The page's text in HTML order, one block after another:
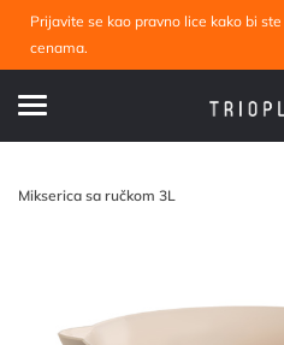
Prijavite se kao pravno lice kako bi
cenama.
Mikserica sa ručkom 3L